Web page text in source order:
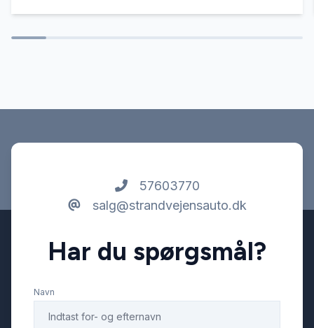
57603770
salg@strandvejensauto.dk
Har du spørgsmål?
Navn